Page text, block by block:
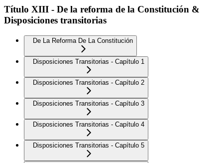
Título XIII - De la reforma de la Constitución &
Disposiciones transitorias
De La Reforma De La Constitución
Disposiciones Transitorias - Capítulo 1
Disposiciones Transitorias - Capítulo 2
Disposiciones Transitorias - Capítulo 3
Disposiciones Transitorias - Capítulo 4
Disposiciones Transitorias - Capítulo 5